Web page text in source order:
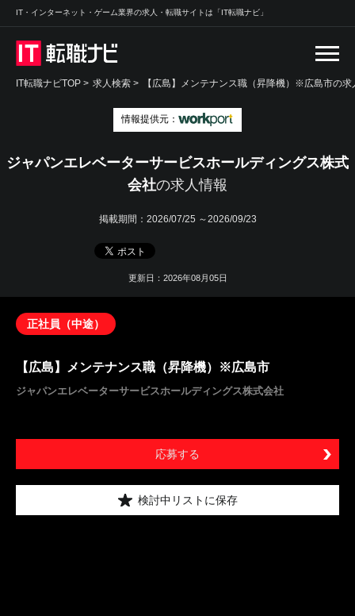
IT・インターネット・ゲーム業界の求人・転職サイトは「IT転職ナビ」
IT転職ナビTOP > 求人検索 > 【広島】メンテナンス職（昇降機）※広島市の求
情報提供元：
ジャパンエレベーターサービスホールディングス株式
会社の求人情報
掲載期間： 2026/07/25 ～2026/09/23
更新日：2026年08月05日
正社員（中途）
【広島】メンテナンス職（昇降機）※広島市
ジャパンエレベーターサービスホールディングス株式会社
応募する
検討中リストに保存